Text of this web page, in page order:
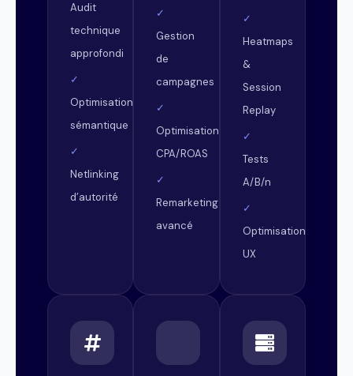
Audit
technique
approfondi
✓
Optimisation
sémantique
✓
Netlinking
d’autorité
✓
Gestion
de
campagnes
✓
Optimisation
CPA/ROAS
✓
Remarketing
avancé
✓
Heatmaps
&
Session
Replay
✓
Tests
A/B/n
✓
Optimisation
UX